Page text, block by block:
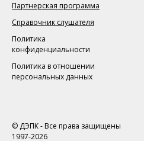
Партнерская программа
Справочник слушателя
Политика
конфиденциальности
Политика в отношении
персональных данных
© ДЭПК - Все права защищены
1997-2026